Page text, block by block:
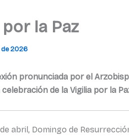
la Paz
de 2026
pronunciada por el
de la Vigilia por la
abril, Domingo de